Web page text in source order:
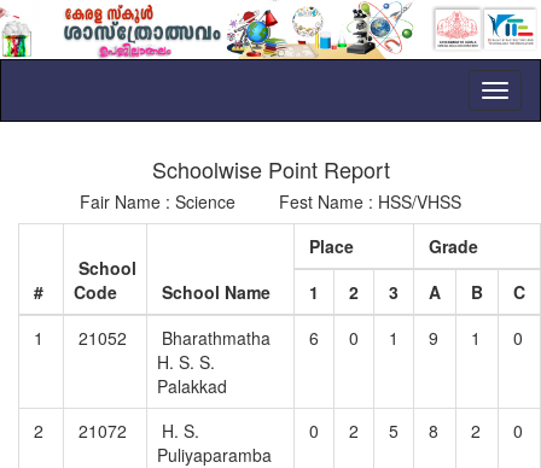
Schoolwise Point Report
Fair Name : Science Fest Name : HSS/VHSS
#
School
Code
School Name
Place
Grade
1
2 3 A B
C
1
21052
Bharathmatha
H. S. S.
Palakkad
6 0 1 9 1 0
2 21072
H. S.
Puliyaparamba
0 2 5 8 2 0